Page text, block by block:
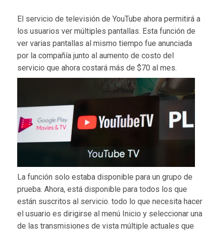
El servicio de televisión de YouTube ahora permitirá a
los usuarios ver múltiples pantallas. Esta función de
ver varias pantallas al mismo tiempo fue anunciada
por la compañía junto al aumento de costo del
servicio que ahora costará más de $70 al mes.
La función solo estaba disponible para un grupo de
prueba. Ahora, está disponible para todos los que
están suscritos al servicio. todo lo que necesita hacer
el usuario es dirigirse al menú Inicio y seleccionar una
de las transmisiones de vista múltiple actuales que